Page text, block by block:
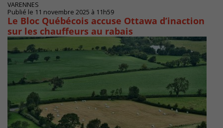
VARENNES
Publié le 11 novembre 2025 à 11h59
Le Bloc Québécois accuse Ottawa d’inaction
sur les chauffeurs au rabais